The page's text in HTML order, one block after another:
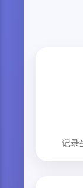
记录